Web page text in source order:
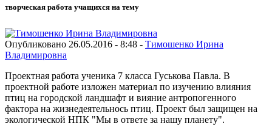
творческая работа учащихся на тему
Опубликовано 26.05.2016 - 8:48 - Тимошенко Ирина
Владимировна
Проектная работа ученика 7 класса Гуськова Павла. В
проектной работе изложен материал по изучению влияния
птиц на городской ландшафт и вияние антропогенного
фактора на жизнедеятельнось птиц. Проект был защищен на
экологической НПК "Мы в ответе за нашу планету".